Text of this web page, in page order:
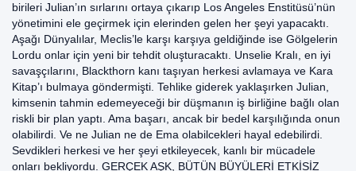
birileri Julian’ın sırlarını ortaya çıkarıp Los Angeles Enstitüsü’nün
yönetimini ele geçirmek için elerinden gelen her şeyi yapacaktı.
Aşağı Dünyalılar, Meclis’le karşı karşıya geldiğinde ise Gölgelerin
Lordu onlar için yeni bir tehdit oluşturacaktı. Unselie Kralı, en iyi
savaşçılarını, Blackthorn kanı taşıyan herkesi avlamaya ve Kara
Kitap’ı bulmaya göndermişti. Tehlike giderek yaklaşırken Julian,
kimsenin tahmin edemeyeceği bir düşmanın iş birliğine bağlı olan
riskli bir plan yaptı. Ama başarı, ancak bir bedel karşılığında onun
olabilirdi. Ve ne Julian ne de Ema olabilcekleri hayal edebilirdi.
Sevdikleri herkesi ve her şeyi etkileyecek, kanlı bir mücadele
onları bekliyordu. GERÇEK AŞK, BÜTÜN BÜYÜLERİ ETKİSİZ